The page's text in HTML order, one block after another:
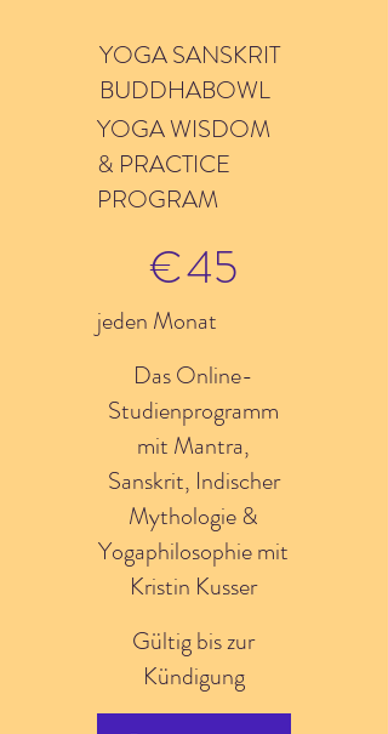
YOGA SANSKRIT
BUDDHABOWL
YOGA WISDOM
& PRACTICE
PROGRAM
€45
jeden Monat
Das Online-
Studienprogramm
mit Mantra,
Sanskrit, Indischer
Mythologie &
Yogaphilosophie mit
Kristin Kusser
Gültig bis zur
Kündigung